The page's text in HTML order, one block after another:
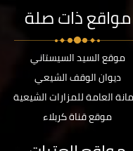
مواقع ذات صلة
موقع السيد السيستاني
ديوان الوقف الشيعي
العامة للمزارات الشيعية
موقع قناة كربلاء